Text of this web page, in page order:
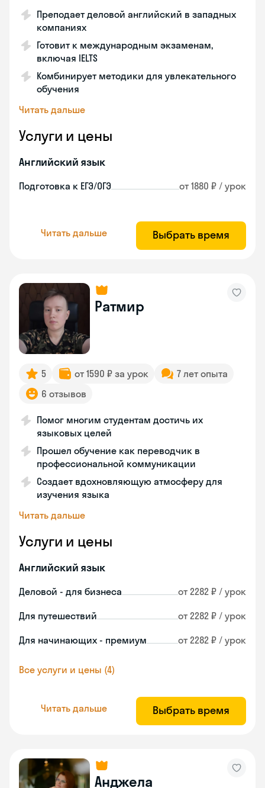
Преподает деловой английский в западных
компаниях
Готовит к международным экзаменам,
включая IELTS
Комбинирует методики для увлекательного
обучения
Читать дальше
Услуги и цены
Английский язык
Подготовка к ЕГЭ/ОГЭ от 1880 ₽ / урок
Читать дальше Выбрать время
Ратмир
5 от 1590 ₽ за урок
7 лет опыта
6 отзывов
Помог многим студентам достичь их
языковых целей
Прошел обучение как переводчик в
профессиональной коммуникации
Создает вдохновляющую атмосферу для
изучения языка
Читать дальше
Услуги и цены
Английский язык
Деловой - для бизнеса от 2282 ₽ / урок
Для путешествий от 2282 ₽ / урок
Для начинающих - премиум от 2282 ₽ / урок
Все услуги и цены (4)
Читать дальше Выбрать время
Анджела